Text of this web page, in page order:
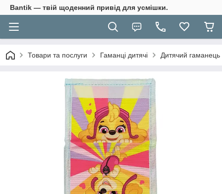
Bantik — твій щоденний привід для усмішки.
Товари та послуги Гаманці дитячі Дитячий